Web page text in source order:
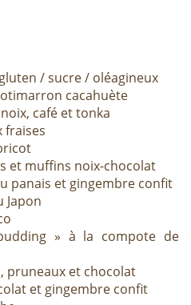
/ sucre / oléagineux
cacahuète
café et tonka
fraises
et muffins noix-chocolat
panais et gingembre confit
Japon
» à la compote de
pruneaux et chocolat
et gingembre confit